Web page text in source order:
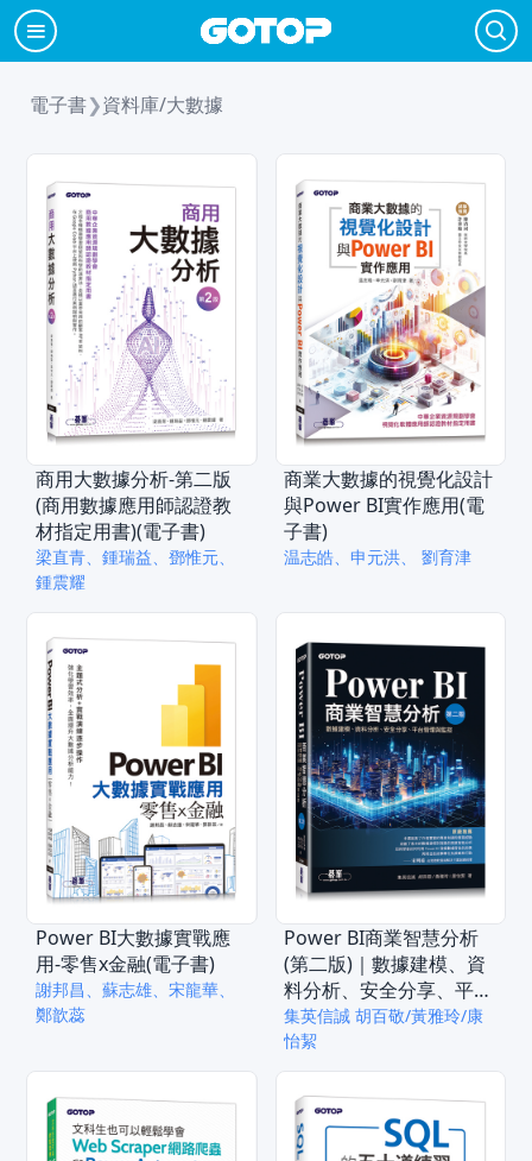
電子書❯資料庫/大數據
商用大數據分析-第二版
(商用數據應用師認證教
材指定用書)(電子書)
梁直青、鍾瑞益、鄧惟元、
鍾震耀
商業大數據的視覺化設計
與Power BI實作應用(電
子書)
温志皓、申元洪、 劉育津
Power BI大數據實戰應
用-零售x金融(電子書)
謝邦昌、蘇志雄、宋龍華、
鄭歆蕊
Power BI商業智慧分析
(第二版)｜數據建模、資
料分析、安全分享、平台
管理與監控(電子書)
集英信誠 胡百敬/黃雅玲/康
怡絜